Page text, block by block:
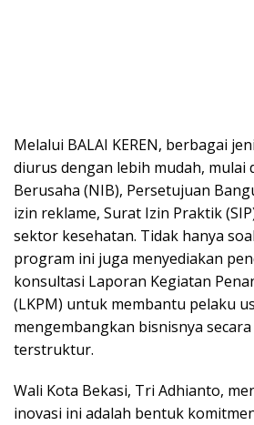
Melalui BALAI KEREN, berbagai
diurus dengan lebih mudah, mulai
Berusaha (NIB), Persetujuan
izin reklame, Surat Izin Praktik
sektor kesehatan. Tidak hanya
program ini juga menyediakan
konsultasi Laporan Kegiatan
(LKPM) untuk membantu pelaku
mengembangkan bisnisnya
terstruktur.
Wali Kota Bekasi, Tri Adhianto,
inovasi ini adalah bentuk